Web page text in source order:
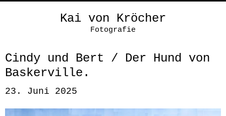
Kai von Kröcher
Fotografie
Cindy und Bert / Der Hund von
Baskerville.
23. Juni 2025